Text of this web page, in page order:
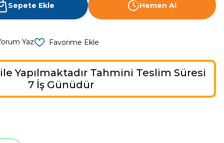
Sepete Ekle Hemen Al
Yaz
Yapılmaktadır Tahmini Teslim Süresi
7 İş Günüdür